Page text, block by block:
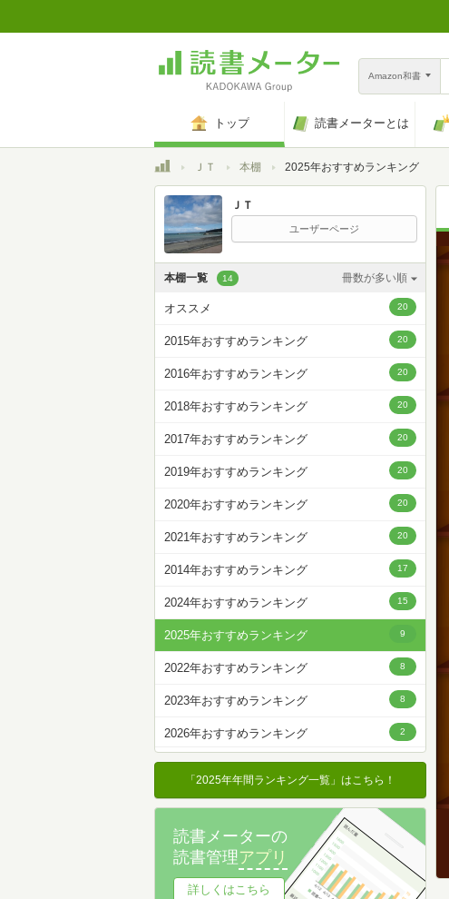
Amazon和書
トップ 読書メーターとは
トップＪＴ 本棚 2025年おすすめランキング
ＪＴ
ユーザーページ
本棚一覧 14 冊数が多い順
カスタム順
登録日時が新しい順
登録日時が古い順
冊数が多い順
冊数が少ない順
オススメ 20
2015年おすすめランキング 20
2016年おすすめランキング 20
2018年おすすめランキング 20
2017年おすすめランキング 20
2019年おすすめランキング 20
2020年おすすめランキング 20
2021年おすすめランキング 20
2014年おすすめランキング 17
2024年おすすめランキング 15
2025年おすすめランキング 9
2022年おすすめランキング 8
2023年おすすめランキング 8
2026年おすすめランキング 2
「2025年年間ランキング一覧」はこちら！
読書メーターの
読書管理アプリ
詳しくはこちら